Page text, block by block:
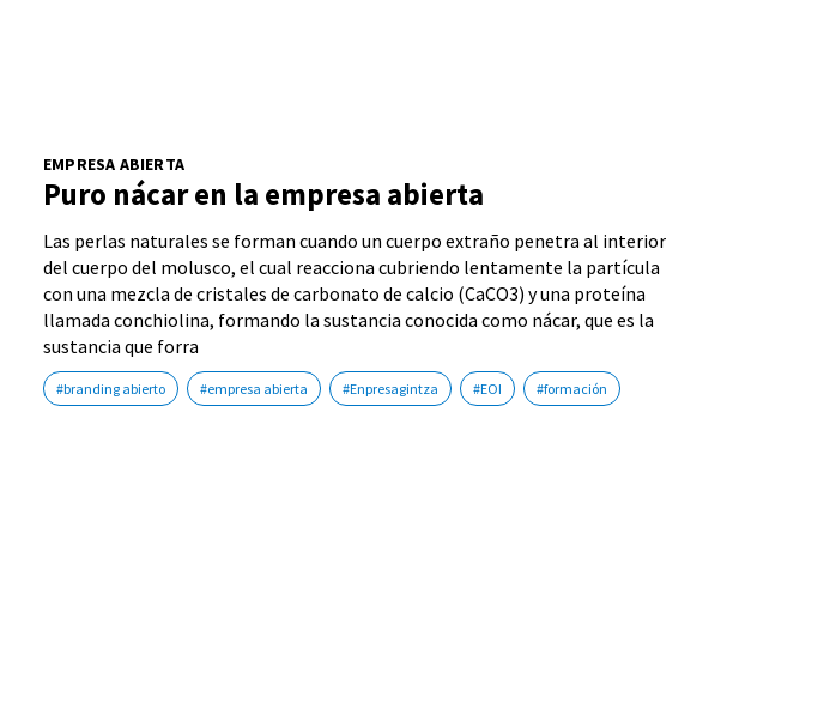
EMPRESA ABIERTA
Puro nácar en la empresa abierta
Las perlas naturales se forman cuando un cuerpo extraño penetra al interior
del cuerpo del molusco, el cual reacciona cubriendo lentamente la partícula
con una mezcla de cristales de carbonato de calcio (CaCO3) y una proteína
llamada conchiolina, formando la sustancia conocida como nácar, que es la
sustancia que forra
#branding abierto #empresa abierta #Enpresagintza #EOI #formación